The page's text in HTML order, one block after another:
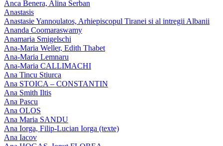
Anca Benera, Alina Serban
Anastasis
Anastasie Yannoulatos, Arhiepiscopul Tiranei si al intregii Albanii
Ananda Coomaraswamy
Anamaria Smigelschi
Ana-Maria Weller, Edith Thabet
Ana-Maria Lemnaru
Ana-Maria CALLIMACHI
Ana Tincu Stiurca
Ana STOICA – CONSTANTIN
Ana Smith Iltis
Ana Pascu
Ana OLOS
Ana Maria SANDU
Ana Iorga, Filip-Lucian Iorga (texte)
Ana Iacov